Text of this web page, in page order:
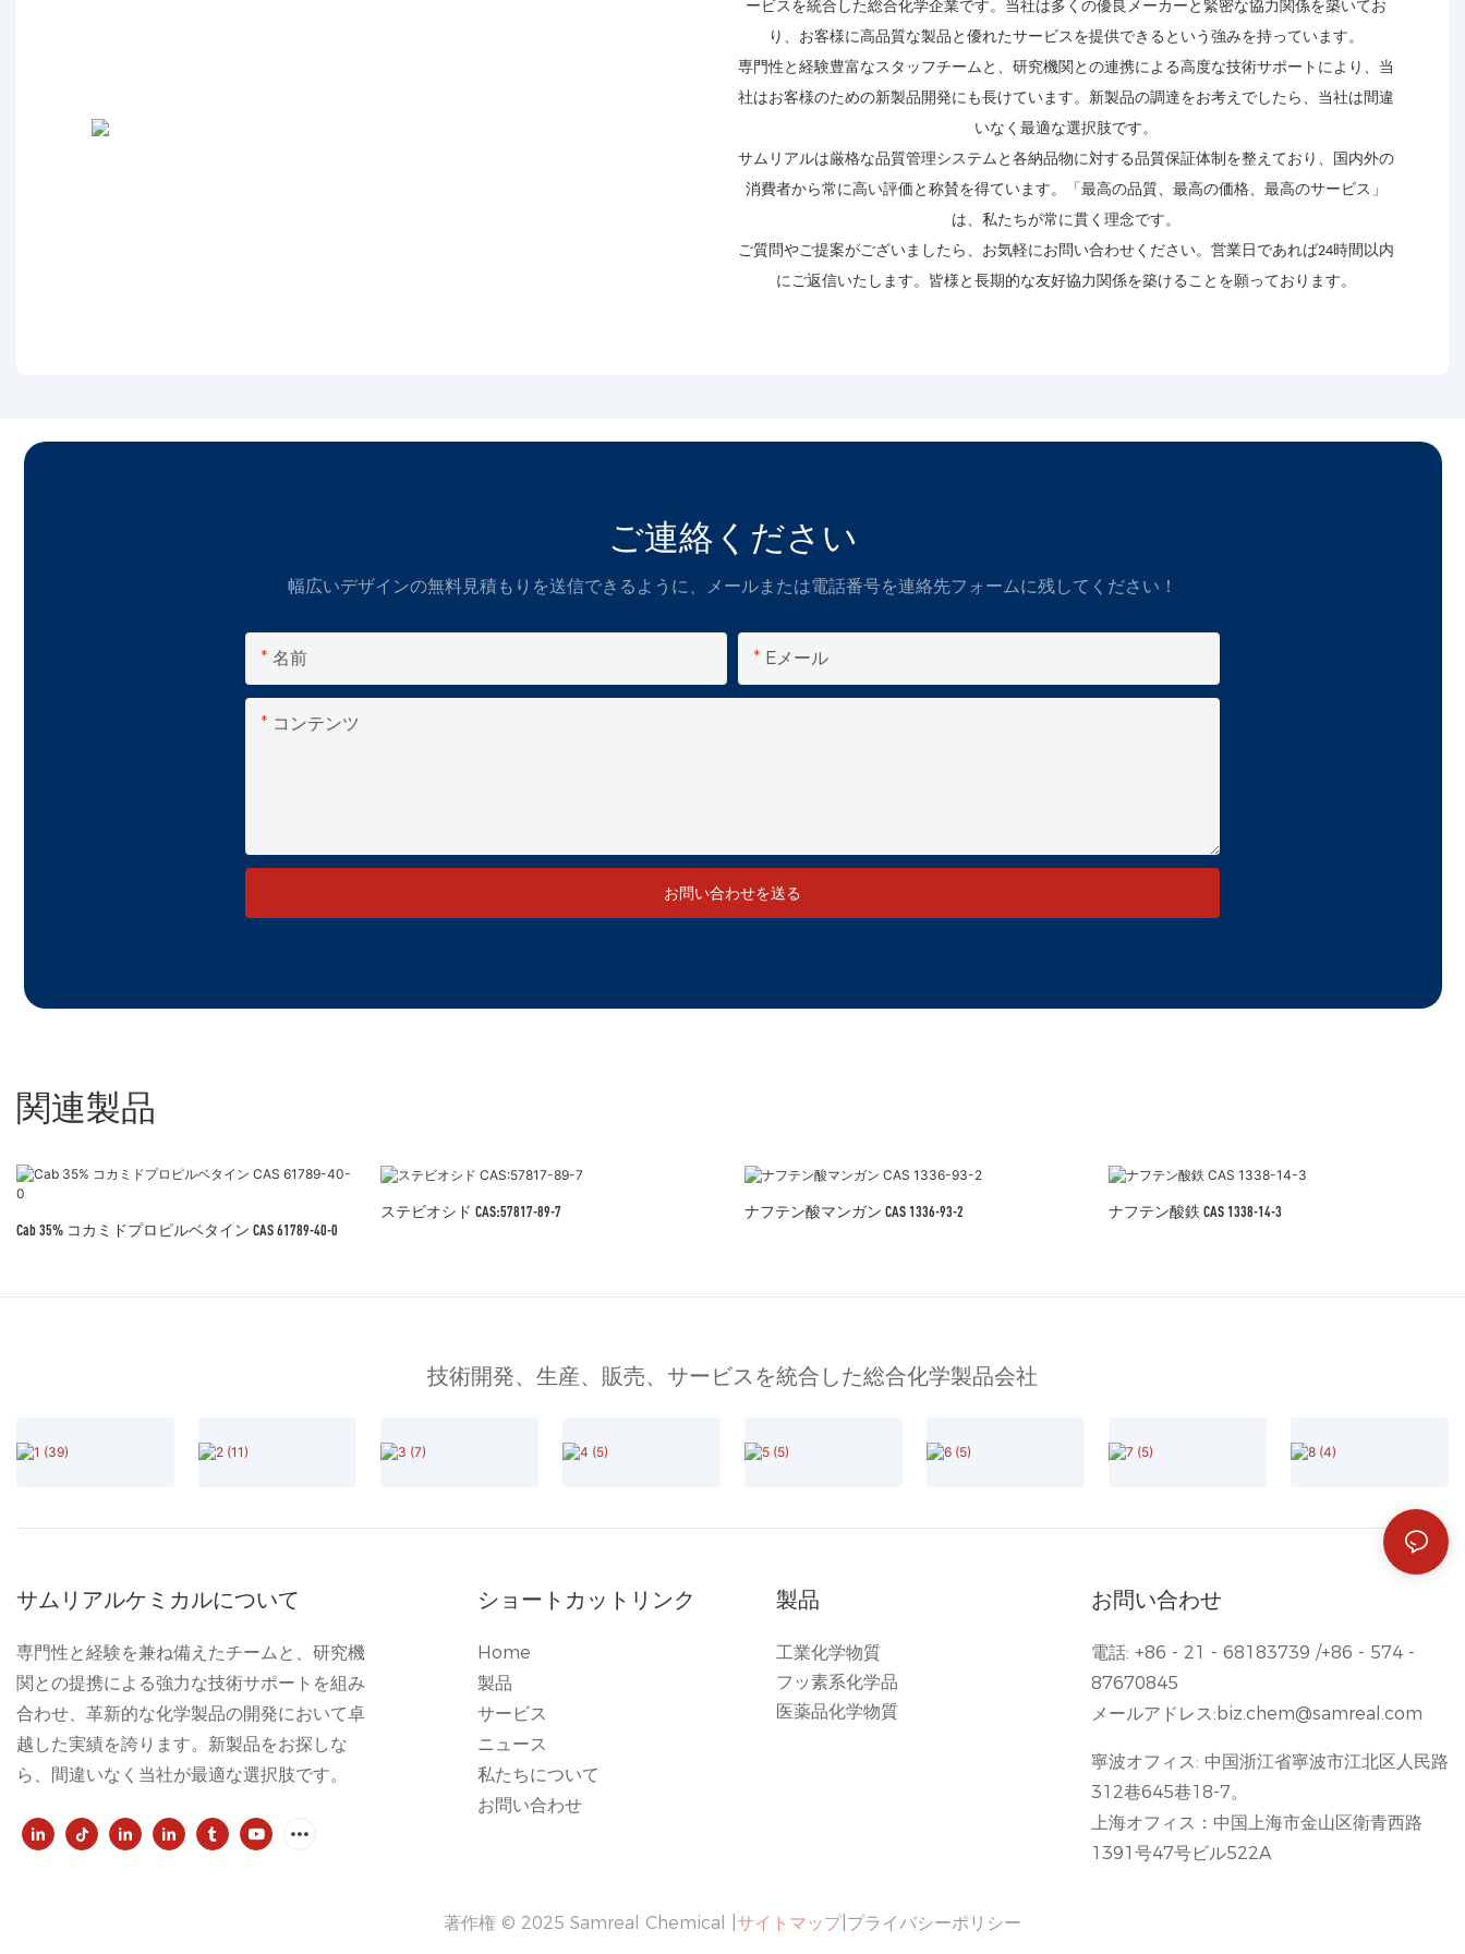
ービスを統合した総合化学企業です。当社は多くの優良メーカーと緊密な協力関係を築いてお
り、お客様に高品質な製品と優れたサービスを提供できるという強みを持っています。
専門性と経験豊富なスタッフチームと、研究機関との連携による高度な技術サポートにより、当
社はお客様のための新製品開発にも長けています。新製品の調達をお考えでしたら、当社は間違
いなく最適な選択肢です。
サムリアルは厳格な品質管理システムと各納品物に対する品質保証体制を整えており、国内外の
消費者から常に高い評価と称賛を得ています。「最高の品質、最高の価格、最高のサービス」
は、私たちが常に貫く理念です。
ご質問やご提案がございましたら、お気軽にお問い合わせください。営業日であれば24時間以内
にご返信いたします。皆様と長期的な友好協力関係を築けることを願っております。
ご連絡ください
幅広いデザインの無料見積もりを送信できるように、メールまたは電話番号を連絡先フォームに残してください！
名前 Eメール
コンテンツ
お問い合わせを送る
関連製品
Cab 35% コカミドプロピルベタイン CAS 61789-40-0
ステビオシド CAS:57817-89-7 ナフテン酸マンガン CAS 1336-93-2 ナフテン酸鉄 CAS 1338-14-3
技術開発、生産、販売、サービスを統合した総合化学製品会社
サムリアルケミカルについて
専門性と経験を兼ね備えたチームと、研究機
関との提携による強力な技術サポートを組み
合わせ、革新的な化学製品の開発において卓
越した実績を誇ります。新製品をお探しな
ら、間違いなく当社が最適な選択肢です。
ショートカットリンク
Home
製品
サービス
ニュース
私たちについて
お問い合わせ
製品
工業化学物質
フッ素系化学品
医薬品化学物質
お問い合わせ
電話: +86 - 21 - 68183739 /+86 - 574 -
87670845
メールアドレス: biz.chem@samreal.com
寧波オフィス: 中国浙江省寧波市江北区人民路
312巷645巷18-7。
上海オフィス：中国上海市金山区衛青西路
1391号47号ビル522A
著作権 © 2025 Samreal Chemical | サイトマップ| プライバシーポリシー